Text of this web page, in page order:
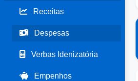
Receitas
Despesas
Verbas Idenizatória
Empenhos